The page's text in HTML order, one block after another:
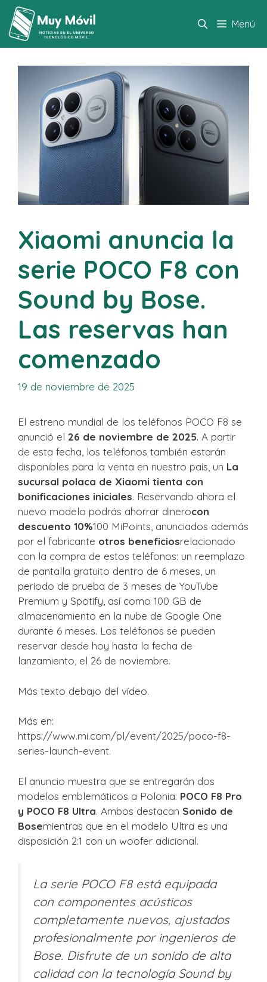
Saltar
contenido
Menú
Xiaomi anuncia la
serie POCO F8 con
Sound by Bose.
Las reservas han
comenzado
19 de noviembre de 2025
El estreno mundial de los teléfonos POCO F8 se
anunció el 26 de noviembre de 2025. A partir
de esta fecha, los teléfonos también estarán
disponibles para la venta en nuestro país, un La
sucursal polaca de Xiaomi tienta con
bonificaciones iniciales. Reservando ahora el
nuevo modelo podrás ahorrar dinerocon
descuento 10%100 MiPoints, anunciados además
por el fabricante otros beneficiosrelacionado
con la compra de estos teléfonos: un reemplazo
de pantalla gratuito dentro de 6 meses, un
período de prueba de 3 meses de YouTube
Premium y Spotify, así como 100 GB de
almacenamiento en la nube de Google One
durante 6 meses. Los teléfonos se pueden
reservar desde hoy hasta la fecha de
lanzamiento, el 26 de noviembre.
Más texto debajo del vídeo.
Más en:
https://www.mi.com/pl/event/2025/poco-f8-
series-launch-event.
El anuncio muestra que se entregarán dos
modelos emblemáticos a Polonia: POCO F8 Pro
y POCO F8 Ultra. Ambos destacan Sonido de
Bosemientras que en el modelo Ultra es una
disposición 2:1 con un woofer adicional.
La serie POCO F8 está equipada
con componentes acústicos
completamente nuevos, ajustados
profesionalmente por ingenieros de
Bose. Disfrute de un sonido de alta
calidad con la tecnología Sound by